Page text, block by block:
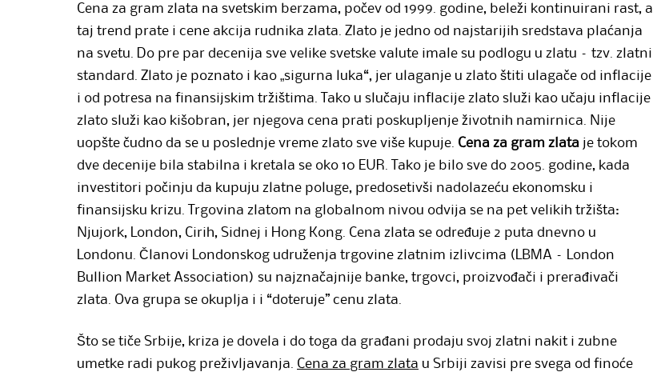
Cena za gram zlata na svetskim berzama, počev od 1999. godine, beleži kontinuirani rast, a
taj trend prate i cene akcija rudnika zlata. Zlato je jedno od najstarijih sredstava plaćanja
na svetu. Do pre par decenija sve velike svetske valute imale su podlogu u zlatu – tzv. zlatni
standard. Zlato je poznato i kao „sigurna luka“, jer ulaganje u zlato štiti ulagače od inflacije
i od potresa na finansijskim tržištima. Tako u slučaju inflacije zlato služi kao učaju inflacije
zlato služi kao kišobran, jer njegova cena prati poskupljenje životnih namirnica. Nije
uopšte čudno da se u poslednje vreme zlato sve više kupuje. Cena za gram zlata je tokom
dve decenije bila stabilna i kretala se oko 10 EUR. Tako je bilo sve do 2005. godine, kada
investitori počinju da kupuju zlatne poluge, predosetivši nadolazeću ekonomsku i
finansijsku krizu. Trgovina zlatom na globalnom nivou odvija se na pet velikih tržišta:
Njujork, London, Cirih, Sidnej i Hong Kong. Cena zlata se određuje 2 puta dnevno u
Londonu. Članovi Londonskog udruženja trgovine zlatnim izlivcima (LBMA – London
Bullion Market Association) su najznačajnije banke, trgovci, proizvođači i prerađivači
zlata. Ova grupa se okuplja i i “doteruje” cenu zlata.
Što se tiče Srbije, kriza je dovela i do toga da građani prodaju svoj zlatni nakit i zubne
umetke radi pukog preživljavanja. Cena za gram zlata u Srbiji zavisi pre svega od finoće